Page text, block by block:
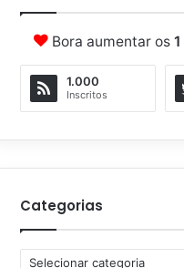
Bora aumentar os 1
1.000
Inscritos
Categorias